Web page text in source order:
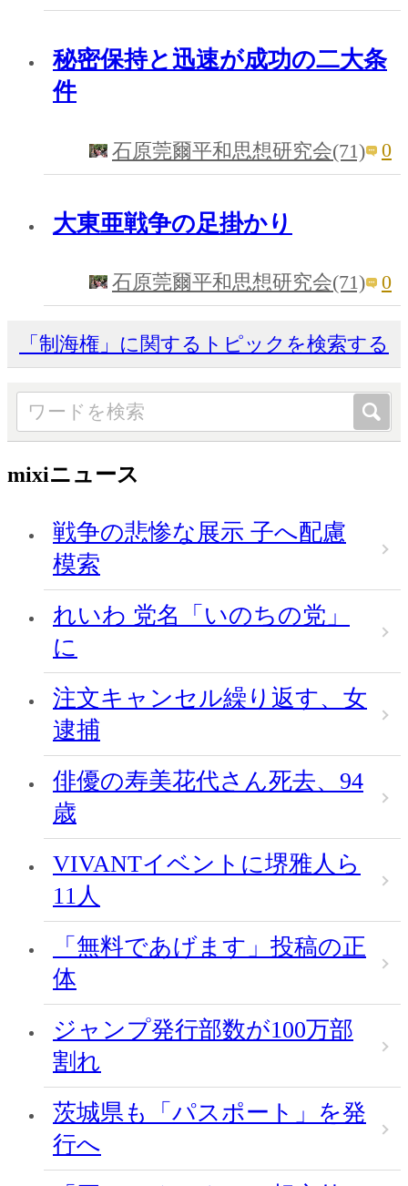
秘密保持と迅速が成功の二大条
件
石原莞爾平和思想研究会(71) 0
大東亜戦争の足掛かり
石原莞爾平和思想研究会(71) 0
「制海権」に関するトピックを検索する
mixiニュース
戦争の悲惨な展示 子へ配慮
模索
れいわ 党名「いのちの党」
に
注文キャンセル繰り返す、女
逮捕
俳優の寿美花代さん死去、94
歳
VIVANTイベントに堺雅人ら
11人
「無料であげます」投稿の正
体
ジャンプ発行部数が100万部
割れ
茨城県も「パスポート」を発
行へ